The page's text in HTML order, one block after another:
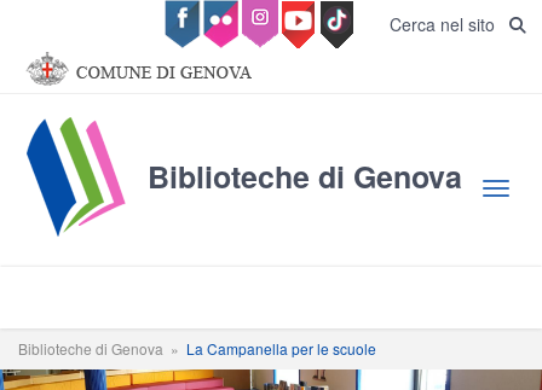
Salta al contenuto principale Cerca nel sito
Biblioteche di Genova
Biblioteche di Genova » La Campanella per le scuole